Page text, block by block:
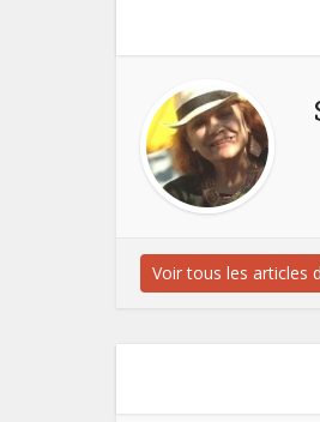
Voir tous les articles